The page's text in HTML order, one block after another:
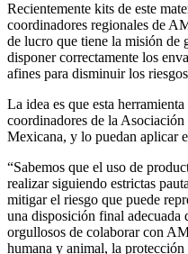
Recientemente kits de este
coordinadores regionales de
de lucro que tiene la misión de
disponer correctamente los
afines para disminuir los
La idea es que esta
coordinadores de la
Mexicana, y lo puedan aplicar
“Sabemos que el uso de
realizar siguiendo estrictas
mitigar el riesgo que puede
una disposición final adecuada
orgullosos de colaborar con
humana y animal, la